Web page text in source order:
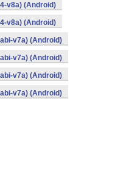
v8a) (Android)
v8a) (Android)
v7a) (Android)
v7a) (Android)
v7a) (Android)
v7a) (Android)